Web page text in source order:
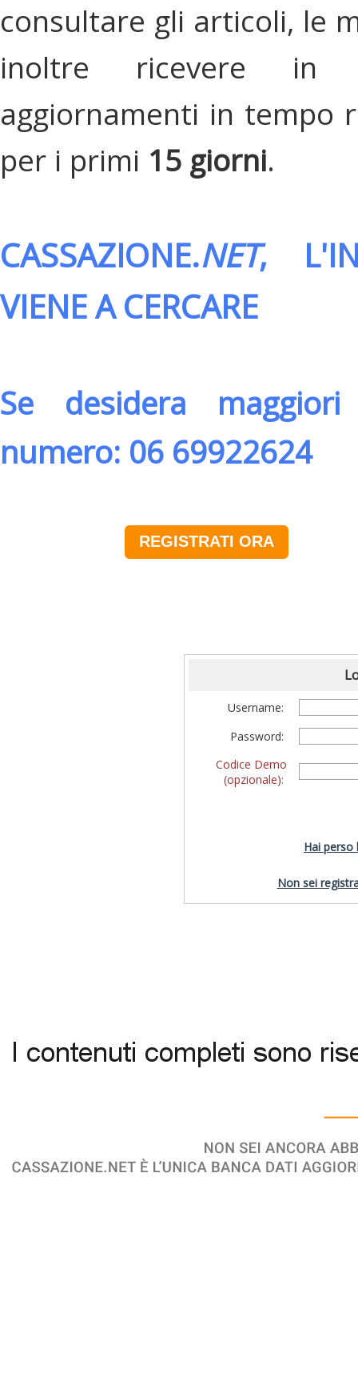
consultare gli articoli, le
inoltre ricevere in
aggiornamenti in tempo
per i primi 15 giorni.
CASSAZIONE.NET,
VIENE A CERCARE
Se desidera
numero: 06 69922624
REGISTRATI ORA
Username:
Password:
Codice Demo
(opzionale):
Hai perso
Non sei